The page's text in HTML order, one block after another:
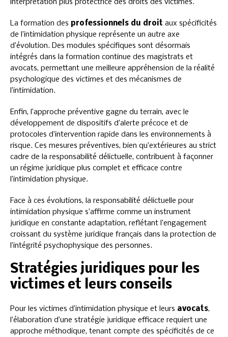
interprétation plus protectrice des droits des victimes.
La formation des professionnels du droit aux spécificités
de l’intimidation physique représente un autre axe
d’évolution. Des modules spécifiques sont désormais
intégrés dans la formation continue des magistrats et
avocats, permettant une meilleure appréhension de la réalité
psychologique des victimes et des mécanismes de
l’intimidation.
Enfin, l’approche préventive gagne du terrain, avec le
développement de dispositifs d’alerte précoce et de
protocoles d’intervention rapide dans les environnements à
risque. Ces mesures préventives, bien qu’extérieures au strict
cadre de la responsabilité délictuelle, contribuent à façonner
un régime juridique plus complet et efficace contre
l’intimidation physique.
Face à ces évolutions, la responsabilité délictuelle pour
intimidation physique s’affirme comme un instrument
juridique en constante adaptation, reflétant l’engagement
croissant du système juridique français dans la protection de
l’intégrité psychophysique des personnes.
Stratégies juridiques pour les
victimes et leurs conseils
Pour les victimes d’intimidation physique et leurs avocats,
l’élaboration d’une stratégie juridique efficace requiert une
approche méthodique, tenant compte des spécificités de ce